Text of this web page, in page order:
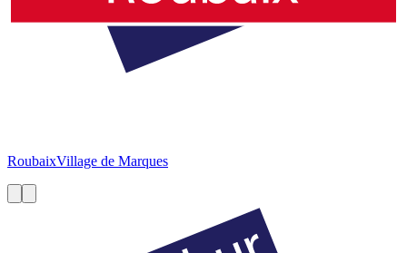
RoubaixVillage de Marques